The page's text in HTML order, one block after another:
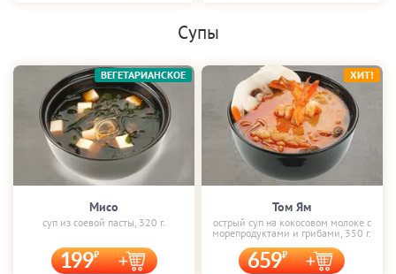
Супы
Мисо
суп из соевой пасты, 320 г.
199
ВЕГЕТАРИАНСКОЕ
Том Ям
острый суп на кокосовом молоке с
морепродуктами и грибами, 350 г.
659
ХИТ!